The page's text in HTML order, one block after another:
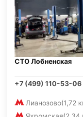
СТО Лобненская
+7 (499) 110-53-06
Лианозово(1,72